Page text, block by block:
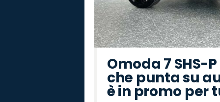
Omoda 7 SHS-
che punta su
è in promo per